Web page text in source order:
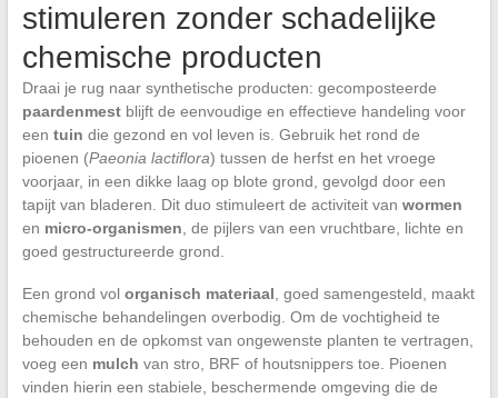
stimuleren zonder schadelijke
chemische producten
Draai je rug naar synthetische producten: gecomposteerde
paardenmestblijft de eenvoudige en effectieve handeling voor
een tuin die gezond en vol leven is. Gebruik het rond de
pioenen (Paeonia lactiflora) tussen de herfst en het vroege
voorjaar, in een dikke laag op blote grond, gevolgd door een
tapijt van bladeren. Dit duo stimuleert de activiteit van wormen
en micro-organismen , de pijlers van een vruchtbare, lichte en
goed gestructureerde grond.
Een grond vol organisch materiaal , goed samengesteld, maakt
chemische behandelingen overbodig. Om de vochtigheid te
behouden en de opkomst van ongewenste planten te vertragen,
voeg een mulch van stro, BRF of houtsnippers toe. Pioenen
vinden hierin een stabiele, beschermende omgeving die de